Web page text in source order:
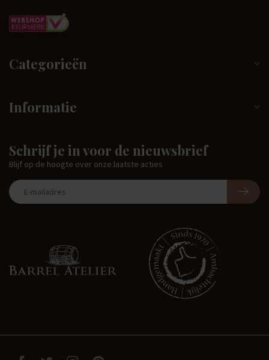
Categorieën
Informatie
Schrijf je in voor de nieuwsbrief
Blijf op de hoogte over onze laatste acties